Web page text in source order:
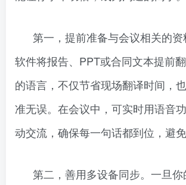
第一，提前准备与会议相关的
软件将报告、PPT或合同文本提前
的语言，不仅节省现场翻译时间，
准无误。在会议中，可实时用语音
动交流，确保每一句话都到位，避免
第二，善用多设备同步。一旦